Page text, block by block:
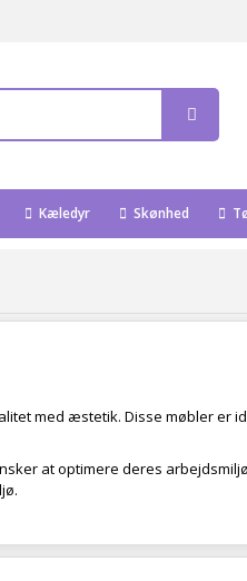
Kæledyr Skønhed
med æstetik. Disse møbler er
at optimere deres